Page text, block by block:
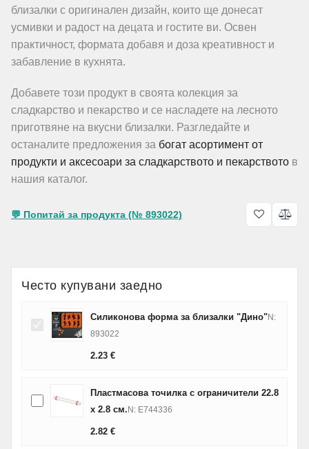
близалки с оригинален дизайн, които ще донесат
усмивки и радост на децата и гостите ви. Освен
практичност, формата добавя и доза креативност и
забавление в кухнята.
Добавете този продукт в своята колекция за
сладкарство и пекарство и се насладете на лесното
приготвяне на вкусни близалки. Разгледайте и
останалите предложения за богат асортимент от
продукти и аксесоари за сладкарството и пекарството в
нашия каталог.
💬 Попитай за продукта (№ 893022)
Често купувани заедно
Силиконова форма за близалки "Дино"N:
893022
2.23 €
Пластмасова точилка с ограничители 22.8
х 2.8 см.N: E744336
2.82 €